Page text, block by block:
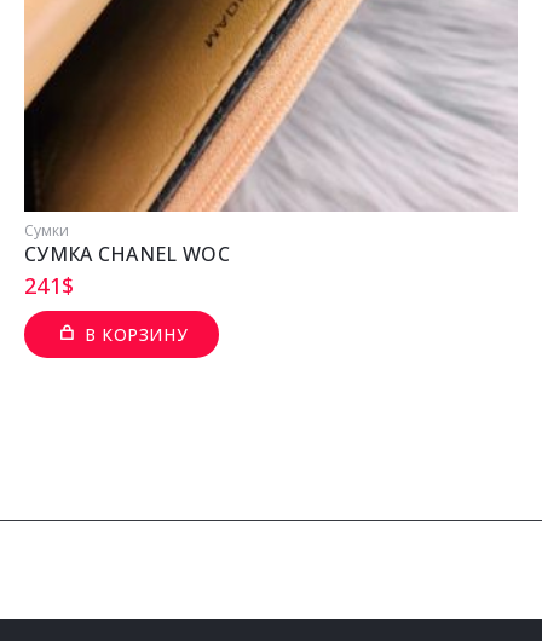
Сумки
СУМКА CHANEL WOC
241$
В КОРЗИНУ